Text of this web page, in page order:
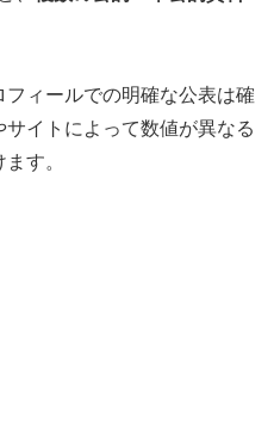
ィールでの明確な公表は確
イトによって数値が異なる
す。